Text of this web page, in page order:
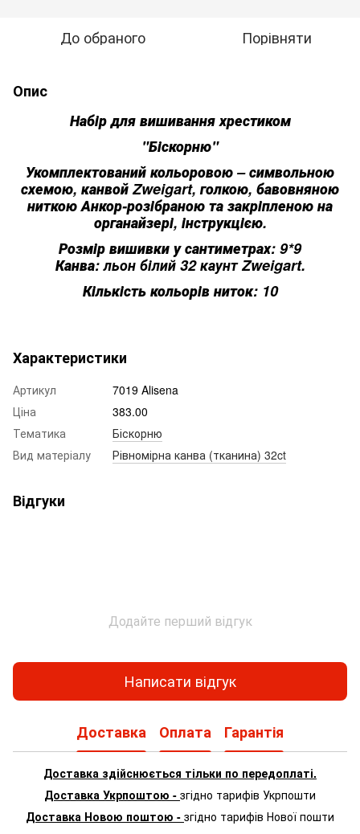
До обраного Порівняти
Опис
Набір для вишивання хрестиком
"Біскорню"
Укомплектований кольоровою – символьною
схемою, канвой Zweigart, голкою, бавовняною
ниткою Анкор-розібраною та закріпленою на
органайзері, інструкцією.
Розмір вишивки у сантиметрах: 9*9
Канва:льон білий 32 каунт Zweigart.
Кількість кольорів ниток: 10
Характеристики
Артикул
7019 Alisena
Ціна
383.00
Тематика
Біскорню
Вид матеріалу
Рівномірна канва (тканина) 32ct
Відгуки
Додайте перший відгук
Написати відгук
Доставка Оплата Гарантія
Доставка здійснюється тільки по передоплаті.
Доставка Укрпоштою - згідно тарифів Укрпошти
Доставка Новою поштою - згідно тарифів Нової пошти